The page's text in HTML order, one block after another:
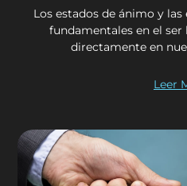
Los estados de ánimo y
fundamentales en el
directamente en
Leer